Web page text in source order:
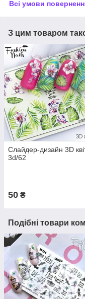
Всі умови
З цим товаром
Слайдер-дизайн 3D
3d/62
50 ₴
Подібні товари